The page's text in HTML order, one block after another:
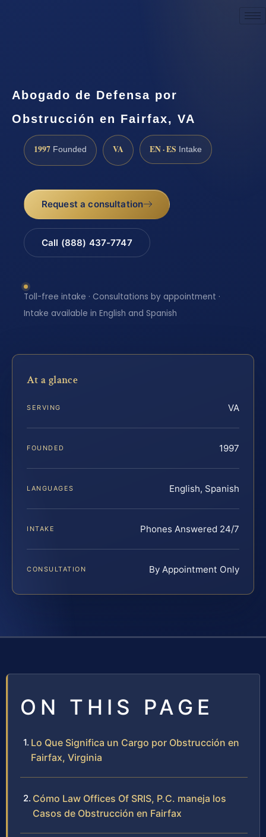
Abogado de Defensa por
Obstrucción en Fairfax, VA
1997 Founded VA EN · ES Intake
Request a consultation
Call (888) 437-7747
Toll-free intake · Consultations by appointment ·
Intake available in English and Spanish
At a glance
SERVING VA
FOUNDED 1997
LANGUAGES English, Spanish
INTAKE Phones Answered 24/7
CONSULTATION By Appointment Only
ON THIS PAGE
Lo Que Significa un Cargo por Obstrucción en
Fairfax, Virginia
Cómo Law Offices Of SRIS, P.C. maneja los
Casos de Obstrucción en Fairfax